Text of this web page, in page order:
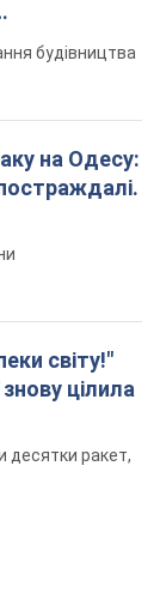
світу!"
цілила
десятки ракет,